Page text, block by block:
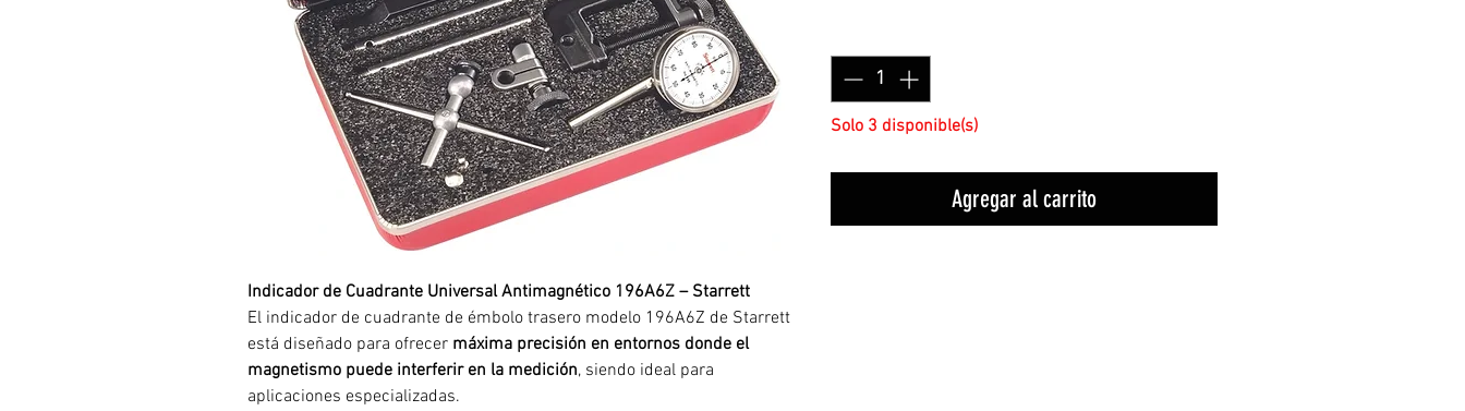
Indicador de Cuadrante Universal Antimagnético 196A6Z – Starrett
El indicador de cuadrante de émbolo trasero modelo 196A6Z de Starrett
está diseñado para ofrecer máxima precisión en entornos donde el
magnetismo puede interferir en la medición, siendo ideal para
aplicaciones especializadas.
Solo 3 disponible(s)
Agregar al carrito